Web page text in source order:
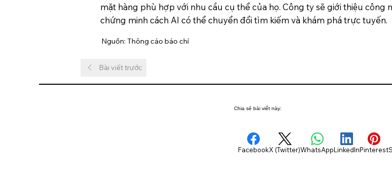
mặt hàng phù hợp với nhu cầu cụ thể của họ. Công ty sẽ giới thiệu công
chứng minh cách AI có thể chuyển đổi tìm kiếm và khám phá trực tuyến.
Nguồn: Thông cáo báo chí
Bài viết trước
Chia sẻ bài viết này:
FacebookX (Twitter)WhatsAppLinkedInPinterest